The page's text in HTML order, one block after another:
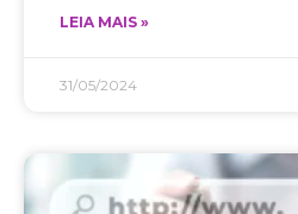
LEIA MAIS »
31/05/2024